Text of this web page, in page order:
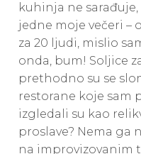
kuhinja ne sarađuje,
jedne moje večeri –
za 20 ljudi, mislio
onda, bum! Soljice
prethodno su se
restorane koje sam
izgledali su kao
proslave? Nema ga
na improvizovanim